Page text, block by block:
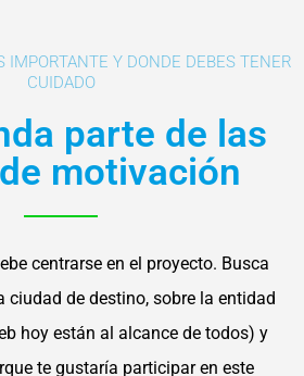
IMPORTANTE Y DONDE DEBES TENER
CUIDADO
parte de las
motivación
centrarse en el proyecto. Busca
ciudad de destino, sobre la entidad
hoy están al alcance de todos) y
te gustaría participar en este